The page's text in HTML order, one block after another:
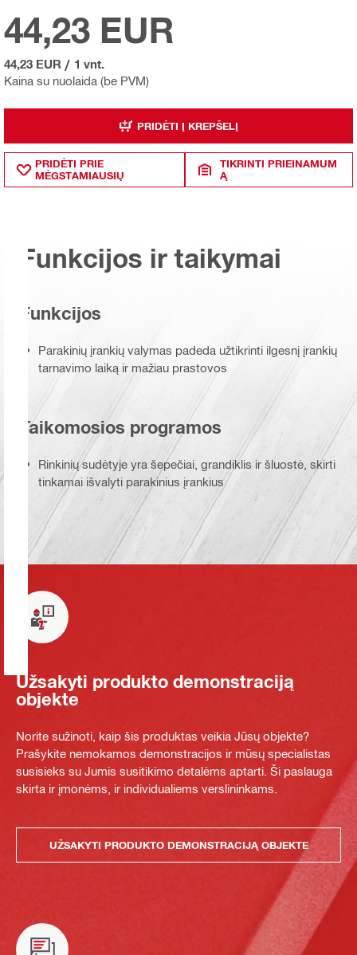
Kaina su nuolaida (be PVM)
44,23 EUR
44,23 EUR / 1 vnt.
PRIDĖTI Į KREPŠELĮ
PRIDĖTI PRIE
MĖGSTAMIAUSIŲ
TIKRINTI PRIEINAMUM
Ą
Funkcijos ir taikymai
Funkcijos
Parakinių įrankių valymas padeda užtikrinti ilgesnį įrankių
tarnavimo laiką ir mažiau prastovos
Taikomosios programos
Rinkinių sudėtyje yra šepečiai, grandiklis ir šluostė, skirti
tinkamai išvalyti parakinius įrankius
Užsakyti produkto demonstraciją
objekte
Norite sužinoti, kaip šis produktas veikia Jūsų objekte?
Prašykite nemokamos demonstracijos ir mūsų specialistas
susisieks su Jumis susitikimo detalėms aptarti. Ši paslauga
skirta ir įmonėms, ir individualiems verslininkams.
UŽSAKYTI PRODUKTO DEMONSTRACIJĄ OBJEKTE